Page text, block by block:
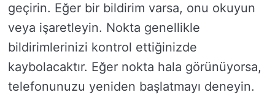
geçirin. Eğer bir bildirim varsa, onu okuyun
veya işaretleyin. Nokta genellikle
bildirimlerinizi kontrol ettiğinizde
kaybolacaktır. Eğer nokta hala görünüyorsa,
telefonunuzu yeniden başlatmayı deneyin.